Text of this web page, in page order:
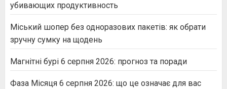
убивающих продуктивность
Міський шопер без одноразових пакетів: як обрати
зручну сумку на щодень
Магнітні бурі 6 серпня 2026: прогноз та поради
Фаза Місяця 6 серпня 2026: що це означає для вас